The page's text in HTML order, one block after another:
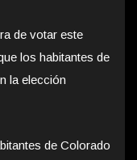
de votar este
los habitantes de
la elección
de Colorado